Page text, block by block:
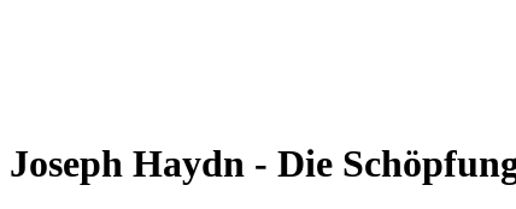
Joseph Haydn - Die